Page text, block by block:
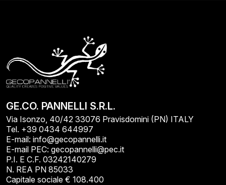
GE.CO. PANNELLI S.R.L.
Via Isonzo, 40/42 33076 Pravisdomini (PN) ITALY
Tel. +39 0434 644997
E-mail: info@gecopannelli.it
E-mail PEC: gecopannelli@pec.it
P.I. E C.F. 03242140279
N. REA PN 85033
Capitale sociale € 108.400